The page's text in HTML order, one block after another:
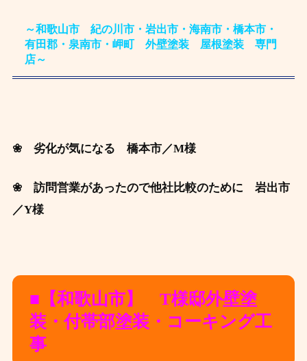
～和歌山市 紀の川市・岩出市・海南市・橋本市・
有田郡・泉南市・岬町 外壁塗装 屋根塗装 専門
店～
❀ 劣化が気になる 橋本市／M様
❀ 訪問営業があったので他社比較のために 岩出市
／Y様
■【和歌山市】 T様邸外壁塗
装・付帯部塗装・コーキング工
事